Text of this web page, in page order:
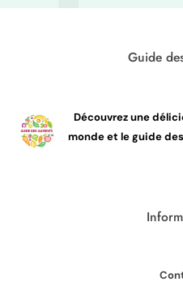
Guide
Découvrez une
monde et le guide